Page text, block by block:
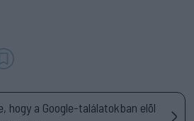
hogy a Google-találatokban elöl